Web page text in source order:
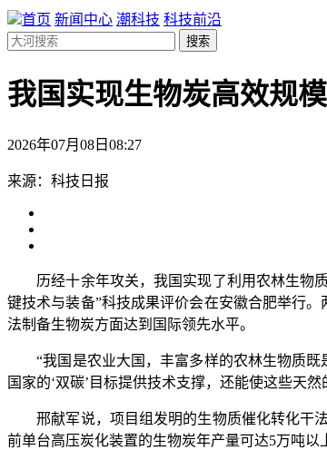
首页 新闻中心 潮科技 科技前沿
搜索
我国实现生物炭高效规
2026年07月08日08:27
来源：科技日报
历经十余年攻关，我国实现了利用农林生物质
键技术与装备”科技成果评价会在安徽合肥举行
法制备生物炭方面达到国际领先水平。
“我国是农业大国，丰富多样的农林生物质既
国家的‘双碳’目标提供技术支撑，还能使这些天
邢献军说，项目组发明的生物质催化转化干法
前单台高压炭化装置的生物炭年产量可达5万吨以